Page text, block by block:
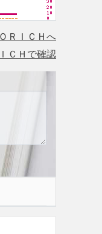
ＲＩＣＨへ
ＣＨで確認